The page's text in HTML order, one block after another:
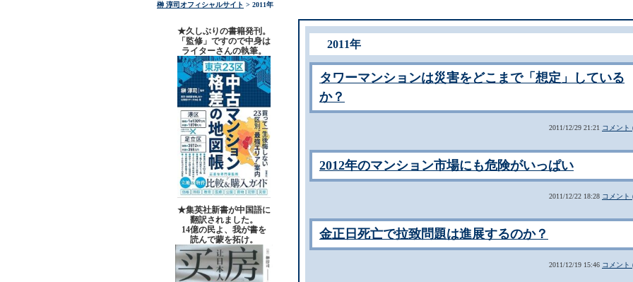
榊 淳司オフィシャルサイト > 2011年
★久しぶりの書籍発刊。
「監修」ですので中身は
ライターさんの執筆。
★集英社新書が中国語に
翻訳されました。
14億の民よ、我が書を
読んで蒙を拓け。
2011年
タワーマンションは災害をどこまで「想定」している
か？
2011/12/29 21:21 コメント
2012年のマンション市場にも危険がいっぱい
2011/12/22 18:28 コメント
金正日死亡で拉致問題は進展するのか？
2011/12/19 15:46 コメント